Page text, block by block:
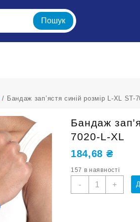
Пошук
/ Бандаж зап’ястя синій розмір L-XL ST-
Бандаж
7020-L-XL
184,68 ₴
157 в наявності
-
Бандаж +